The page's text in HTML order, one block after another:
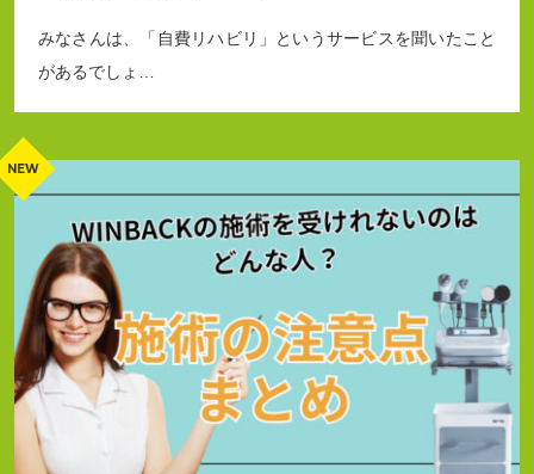
みなさんは、「自費リハビリ」というサービスを聞いたこと
があるでしょ…